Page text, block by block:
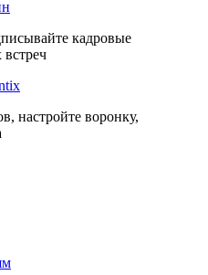
кадровые
настройте воронку,